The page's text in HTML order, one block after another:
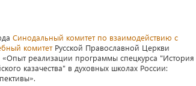
Синодальный комитет по взаимодействию с
комитетРусской Православной Церкви
реализации программы спецкурса "История
казачества" в духовных школах России: